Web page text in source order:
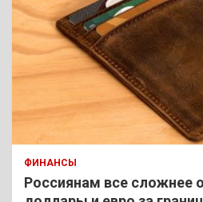
ФИНАНСЫ
Россиянам все сложнее